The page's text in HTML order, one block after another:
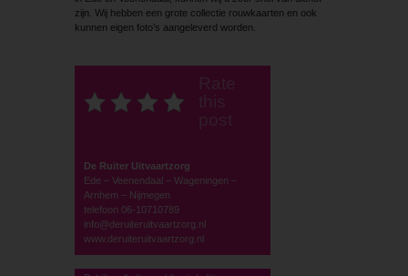
zijn. Wij hebben een grote collectie rouwkaarten en ook
kunnen eigen foto’s aangeleverd worden.
De Ruiter Uitvaartzorg
Ede – Veenendaal – Wageningen –
Arnhem – Nijmegen
telefoon 06-10710789
info@deruiteruitvaartzorg.nl
www.deruiteruitvaartzorg.nl